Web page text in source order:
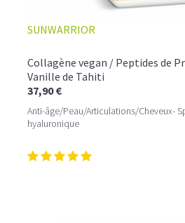
SUNWARRIOR
Collagène vegan / Peptides de
Vanille de Tahiti
37,90 €
Anti-âge/Peau/Articulations/Cheveux-
hyaluronique